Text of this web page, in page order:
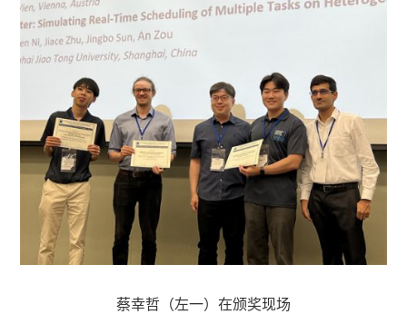
蔡幸哲（左一）在颁奖现场